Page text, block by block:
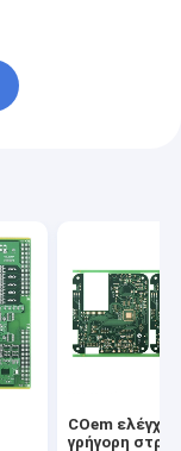
COem ελέγχου
γρήγορη